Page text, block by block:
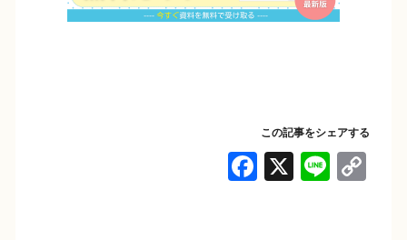
この記事をシェアする
F X Li